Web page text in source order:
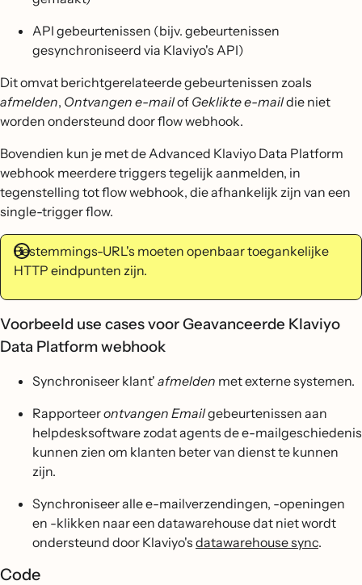
API gebeurtenissen (bijv. gebeurtenissen
gesynchroniseerd via Klaviyo's API)
Dit omvat berichtgerelateerde gebeurtenissen zoals
afmelden, Ontvangen e-mailof Geklikte e-maildie niet
worden ondersteund door flow webhook.
Bovendien kun je met de Advanced Klaviyo Data Platform
webhook meerdere triggers tegelijk aanmelden, in
tegenstelling tot flow webhook, die afhankelijk zijn van een
single-trigger flow.
Bestemmings-URL's moeten openbaar toegankelijke
HTTP eindpunten zijn.
Voorbeeld use cases voor Geavanceerde Klaviyo
Data Platform webhook
Synchroniseer klant' afmelden met externe systemen.
Rapporteerontvangen Emailgebeurtenissen aan
helpdesksoftware zodat agents de e-mailgeschiedenis
kunnen zien om klanten beter van dienst te kunnen
zijn.
Synchroniseer alle e-mailverzendingen, -openingen
en -klikken naar een datawarehouse dat niet wordt
ondersteund door Klaviyo's datawarehouse sync.
Code